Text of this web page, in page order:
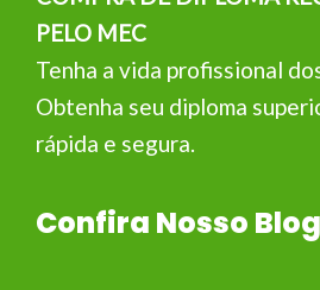
PELO MEC
Tenha a vida profissional
Obtenha seu diploma
rápida e segura.
Confira Nosso Blog